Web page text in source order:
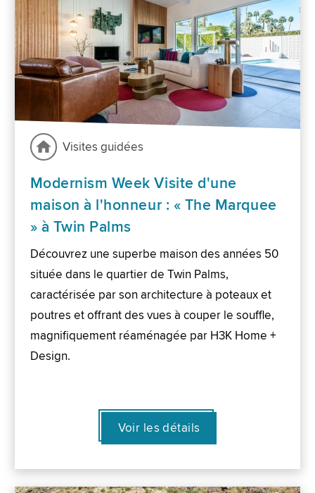
Visites guidées
Modernism Week Visite d'une
maison à l'honneur : « The Marquee
» à Twin Palms
Découvrez une superbe maison des années 50
située dans le quartier de Twin Palms,
caractérisée par son architecture à poteaux et
poutres et offrant des vues à couper le souffle,
magnifiquement réaménagée par H3K Home +
Design.
Voir les détails